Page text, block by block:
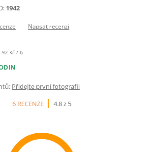
1942
Napsat recenzi
Kč / l)
Přidejte první fotografii
6 RECENZE
4.8 z 5